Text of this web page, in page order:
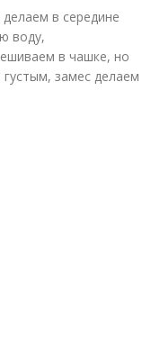
в середине
воду,
в чашке, но
замес делаем